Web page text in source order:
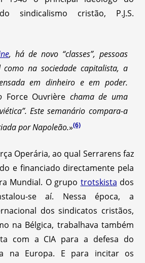
sindicalismo cristão, P.J.S.
, há de novo “classes”, pessoas
como na sociedade capitalista, a
em dinheiro e em poder.
Force Ouvrière chama de uma
Este semanário compara-a
por Napoleão.»(6)
Operária, ao qual Serrarens faz
e financiado directamente pela
Mundial. O grupo trotskista dos
se aí. Nessa época, a
dos sindicatos cristãos,
na Bélgica, trabalhava também
com a CIA para a defesa do
na Europa. E para incitar os